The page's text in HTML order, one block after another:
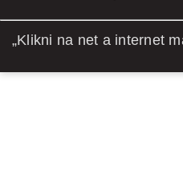
„Klikni na net a internet